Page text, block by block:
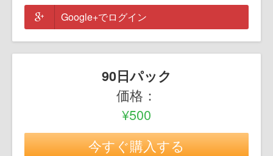
Google+でログイン
90日パック
価格：
¥500
今すぐ購入する